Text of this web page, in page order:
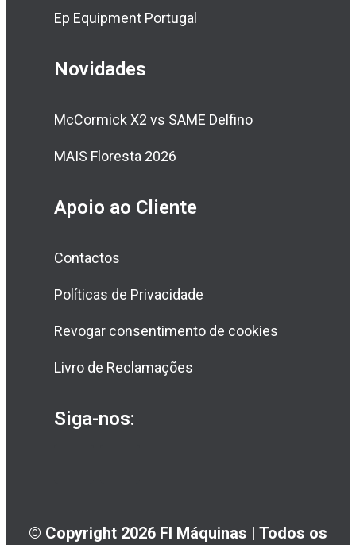
Ep Equipment Portugal
Novidades
McCormick X2 vs SAME Delfino
MAIS Floresta 2026
Apoio ao Cliente
Contactos
Políticas de Privacidade
Revogar consentimento de cookies
Livro de Reclamações
Siga-nos:
© Copyright 2026 FI Máquinas | Todos os